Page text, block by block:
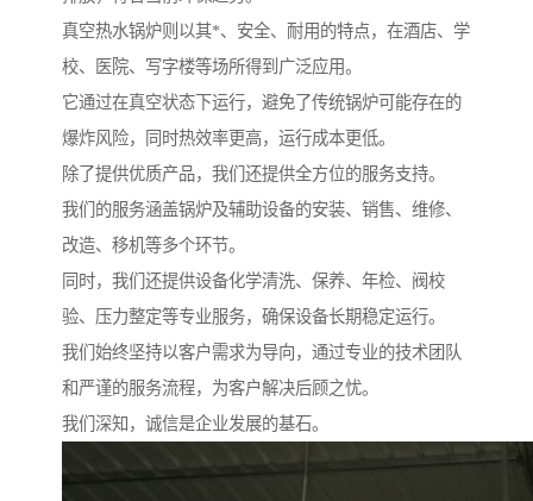
真空热水锅炉则以其*、安全、耐用的特点，在酒店、学
校、医院、写字楼等场所得到广泛应用。
它通过在真空状态下运行，避免了传统锅炉可能存在的
爆炸风险，同时热效率更高，运行成本更低。
除了提供优质产品，我们还提供全方位的服务支持。
我们的服务涵盖锅炉及辅助设备的安装、销售、维修、
改造、移机等多个环节。
同时，我们还提供设备化学清洗、保养、年检、阀校
验、压力整定等专业服务，确保设备长期稳定运行。
我们始终坚持以客户需求为导向，通过专业的技术团队
和严谨的服务流程，为客户解决后顾之忧。
我们深知，诚信是企业发展的基石。